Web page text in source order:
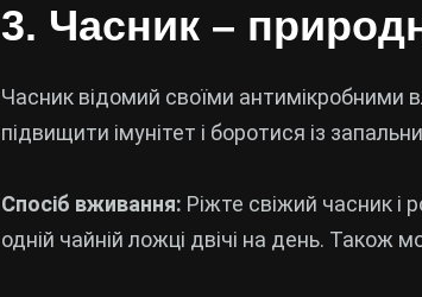
3. Часник –
Часник відомий своїми
підвищити імунітет і боротися із
Спосіб вживання: Ріжте свіжий часник
одній чайній ложці двічі на день. Також